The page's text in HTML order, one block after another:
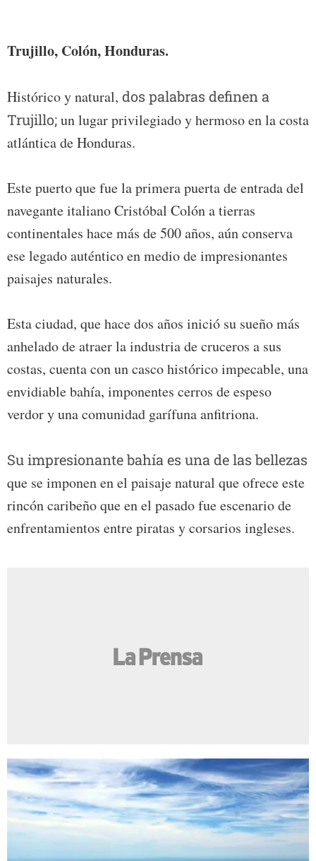
Trujillo, Colón, Honduras.
Histórico y natural, dos palabras definen a
Trujillo;un lugar privilegiado y hermoso en la costa
atlántica de Honduras.
Este puerto que fue la primera puerta de entrada del
navegante italiano Cristóbal Colón a tierras
continentales hace más de 500 años, aún conserva
ese legado auténtico en medio de impresionantes
paisajes naturales.
Esta ciudad, que hace dos años inició su sueño más
anhelado de atraer la industria de cruceros a sus
costas, cuenta con un casco histórico impecable, una
envidiable bahía, imponentes cerros de espeso
verdor y una comunidad garífuna anfitriona.
Su impresionante bahía es una de las bellezas
que se imponen en el paisaje natural que ofrece este
rincón caribeño que en el pasado fue escenario de
enfrentamientos entre piratas y corsarios ingleses.